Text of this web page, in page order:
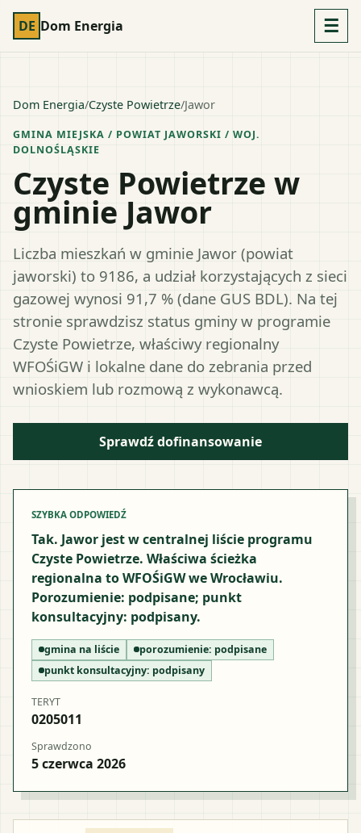
DE Dom Energia ☰
Dom Energia/Czyste Powietrze/Jawor
GMINA MIEJSKA / POWIAT JAWORSKI / WOJ.
DOLNOŚLĄSKIE
Czyste Powietrze w
gminie Jawor
Liczba mieszkań w gminie Jawor (powiat
jaworski) to 9186, a udział korzystających z sieci
gazowej wynosi 91,7 % (dane GUS BDL). Na tej
stronie sprawdzisz status gminy w programie
Czyste Powietrze, właściwy regionalny
WFOŚiGW i lokalne dane do zebrania przed
wnioskiem lub rozmową z wykonawcą.
Sprawdź dofinansowanie
SZYBKA ODPOWIEDŹ
Tak. Jawor jest w centralnej liście programu
Czyste Powietrze. Właściwa ścieżka
regionalna to WFOŚiGW we Wrocławiu.
Porozumienie: podpisane; punkt
konsultacyjny: podpisany.
gmina na liście porozumienie: podpisane
punkt konsultacyjny: podpisany
TERYT
0205011
Sprawdzono
5 czerwca 2026